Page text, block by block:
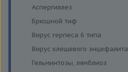
Аспергиллез
Брюшной тиф
Вирус герпеса 6 типа
Вирус клещевого энцефалита
Гельминтозы, лямблиоз